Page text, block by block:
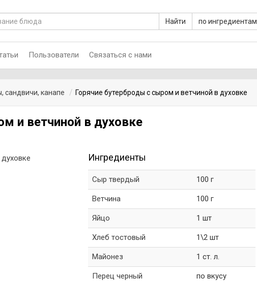
Найти по ингредиентам
Пользователи Связаться с нами
сандвичи, канапе Горячие бутерброды с сыром и ветчиной в духовке
и ветчиной в духовке
Ингредиенты
Сыр твердый 100 г
Ветчина 100 г
Яйцо 1 шт
Хлеб тостовый 1\2 шт
Майонез 1 ст. л.
Перец черный по вкусу